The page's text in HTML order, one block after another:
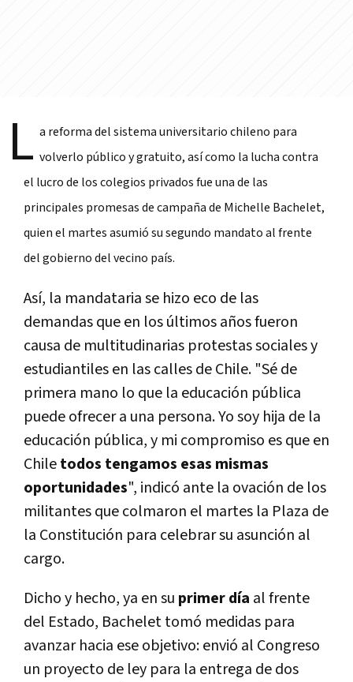
L a reforma del sistema universitario chileno para
volverlo público y gratuito, así como la lucha contra
el lucro de los colegios privados fue una de las
principales promesas de campaña de Michelle Bachelet,
quien el martes asumió su segundo mandato al frente
del gobierno del vecino país.
Así, la mandataria se hizo eco de las
demandas que en los últimos años fueron
causa de multitudinarias protestas sociales y
estudiantiles en las calles de Chile. "Sé de
primera mano lo que la educación pública
puede ofrecer a una persona. Yo soy hija de la
educación pública, y mi compromiso es que en
Chiletodos tengamos esas mismas
oportunidades", indicó ante la ovación de los
militantes que colmaron el martes la Plaza de
la Constitución para celebrar su asunción al
cargo.
Dicho y hecho, ya en su primer día al frente
del Estado, Bachelet tomó medidas para
avanzar hacia ese objetivo: envió al Congreso
un proyecto de ley para la entrega de dos